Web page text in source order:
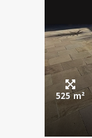
525 m²